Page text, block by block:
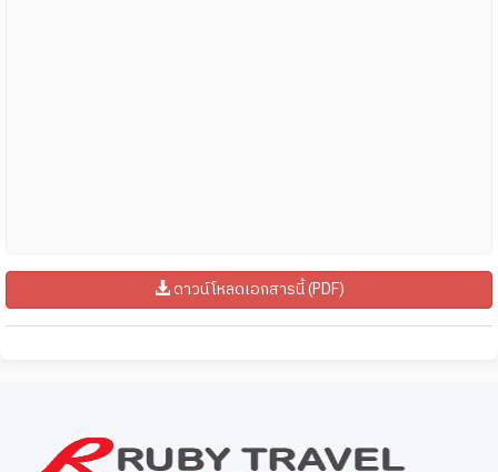
ดาวน์โหลดเอกสารนี้ (PDF)